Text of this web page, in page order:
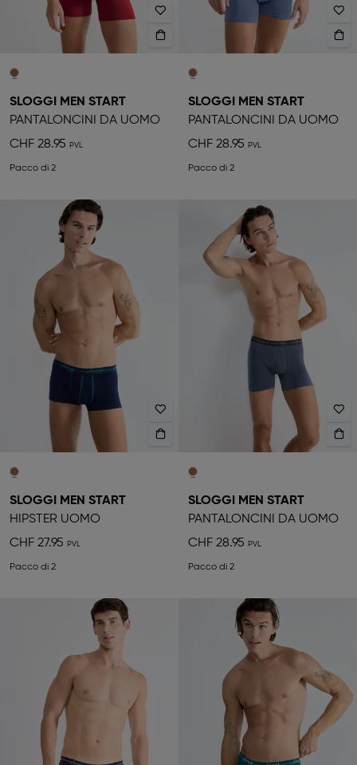
SLOGGI MEN START
PANTALONCINI DA UOMO
CHF 28.95
Pacco di 2
SLOGGI MEN START
PANTALONCINI DA UOMO
CHF 28.95
Pacco di 2
SLOGGI MEN START
HIPSTER UOMO
CHF 27.95
Pacco di 2
SLOGGI MEN START
PANTALONCINI DA UOMO
CHF 28.95
Pacco di 2